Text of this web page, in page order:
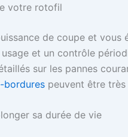
votre rotofil
de coupe et vous
et un contrôle
sur les pannes
bordures peuvent être très
sa durée de vie